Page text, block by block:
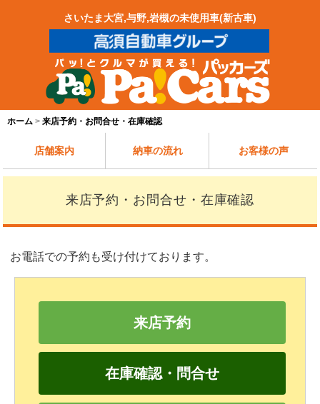
さいたま大宮,与野,岩槻の未使用車(新古車)
ホーム 来店予約・お問合せ・在庫確認
店舗案内 納車の流れ お客様の声
来店予約・お問合せ・在庫確認
お電話での予約も受け付けております。
来店予約
在庫確認・問合せ